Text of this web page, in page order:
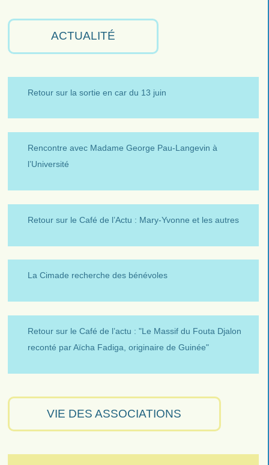
ACTUALITÉ
Retour sur la sortie en car du 13 juin
Rencontre avec Madame George Pau-Langevin à
l’Université
Retour sur le Café de l’Actu : Mary-Yvonne et les autres
La Cimade recherche des bénévoles
Retour sur le Café de l’actu : "Le Massif du Fouta Djalon
reconté par Aïcha Fadiga, originaire de Guinée"
VIE DES ASSOCIATIONS